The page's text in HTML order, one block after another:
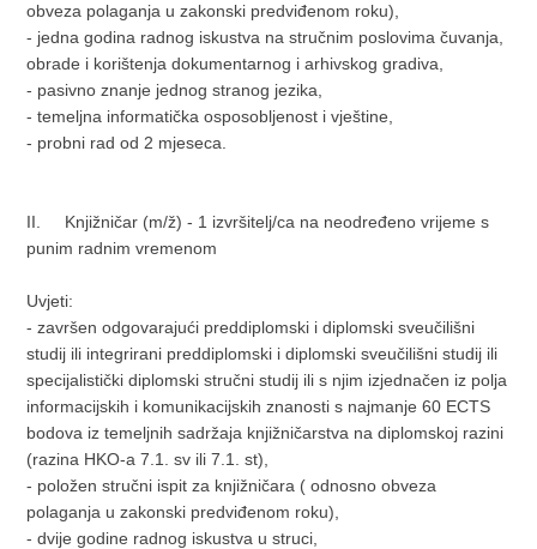
obveza polaganja u zakonski predviđenom roku),
- jedna godina radnog iskustva na stručnim poslovima čuvanja,
obrade i korištenja dokumentarnog i arhivskog gradiva,
- pasivno znanje jednog stranog jezika,
- temeljna informatička osposobljenost i vještine,
- probni rad od 2 mjeseca.
II. Knjižničar (m/ž) - 1 izvršitelj/ca na neodređeno vrijeme s
punim radnim vremenom
Uvjeti:
- završen odgovarajući preddiplomski i diplomski sveučilišni
studij ili integrirani preddiplomski i diplomski sveučilišni studij ili
specijalistički diplomski stručni studij ili s njim izjednačen iz polja
informacijskih i komunikacijskih znanosti s najmanje 60 ECTS
bodova iz temeljnih sadržaja knjižničarstva na diplomskoj razini
(razina HKO-a 7.1. sv ili 7.1. st),
- položen stručni ispit za knjižničara ( odnosno obveza
polaganja u zakonski predviđenom roku),
- dvije godine radnog iskustva u struci,